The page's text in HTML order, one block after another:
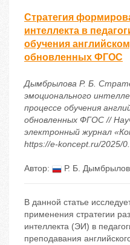
Стратегия
интеллекта в
обучения
обновленных ФГОС
Дымбрылова Р. Б.
эмоционального
процессе обучения
обновленных ФГОС //
электронный журнал
https://e-koncept.ru/2025/
Автор: Р. Б.
В данной статье
применения стратегии
интеллекта (ЭИ) в
преподавания